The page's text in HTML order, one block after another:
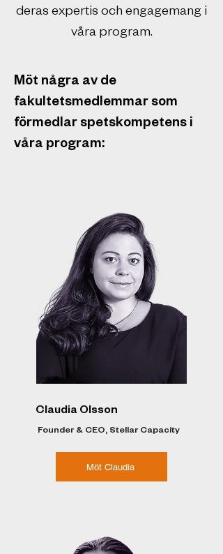
deras expertis och engagemang i
våra program.​
Möt några av de
fakultetsmedlemmar som
förmedlar spetskompetens i
våra program:
Claudia Olsson
Founder & CEO, Stellar Capacity
Möt Claudia